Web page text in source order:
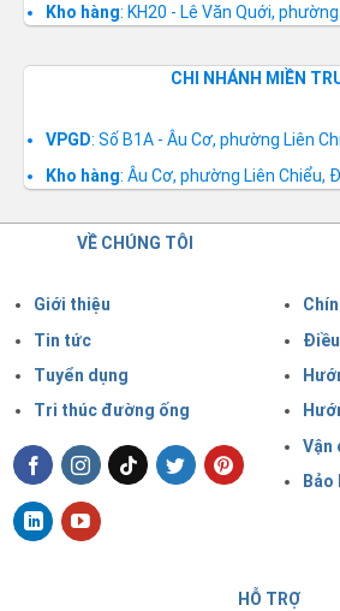
Kho hàng: KH20 - Lê Văn Quới,
CHI NHÁNH MIỀN
VPGD: Số B1A - Âu Cơ, phường Liên
Kho hàng: Âu Cơ, phường Liên Chiểu,
VỀ CHÚNG TÔI
Giới thiệu
Tin tức
Tuyển dụng
Tri thúc đường ống
Vận
HỖ TRỢ